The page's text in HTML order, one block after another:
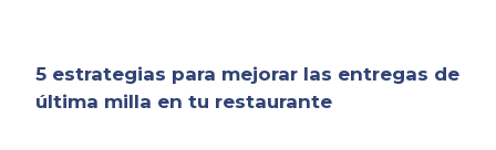
5 estrategias para mejorar las entregas de
última milla en tu restaurante